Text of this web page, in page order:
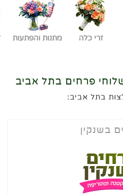
זרי כלה מתנות והפתעות
פרחים בתל אביב
בתל אביב:
בשנקין